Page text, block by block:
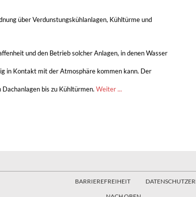
über Verdunstungskühlanlagen, Kühltürme und
und den Betrieb solcher Anlagen, in denen Wasser
in Kontakt mit der Atmosphäre kommen kann. Der
bis zu Kühltürmen. Weiter ...
BARRIEREFREIHEIT